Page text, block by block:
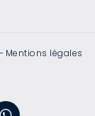
Mentions légales